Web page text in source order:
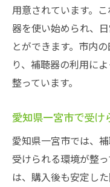
用意されています。
器を使い始められ、
とができます。市内
り、補聴器の利用に
整っています。
愛知県一宮市で受け
愛知県一宮市では、
受けられる環境が整
は、購入後も安定し